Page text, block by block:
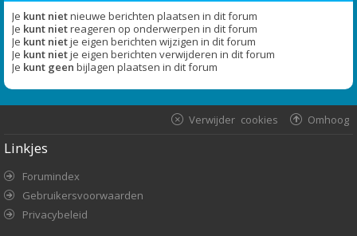
Je kunt nietnieuwe berichten plaatsen in dit forum
Je kunt nietreageren op onderwerpen in dit forum
Je kunt nietje eigen berichten wijzigen in dit forum
Je kunt nietje eigen berichten verwijderen in dit forum
Je kunt geen bijlagen plaatsen in dit forum
Omhoog
Verwijder cookies
Linkjes
Forumindex
Gebruikersvoorwaarden
Privacybeleid